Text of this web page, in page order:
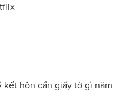
hôn cần giấy tờ gì năm